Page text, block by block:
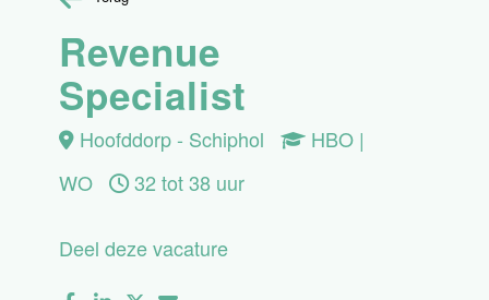
Revenue
Specialist
Hoofddorp - Schiphol
HBO |
WO
32 tot 38 uur
Deel deze vacature